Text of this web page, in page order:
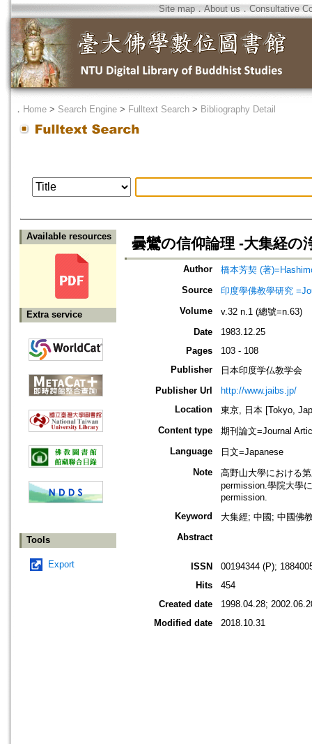
Site map．About us ． Consultative
． Home > Search Engine > Fulltext Search > Bibliography Detail
Available resources
Extra service
Tools
Export
曇鸞の信仰論理 -大集経の
Author
橋本芳契 (著
Source
印度學佛教學研究
Volume
v.32 n.1 (總號=n.63)
Date
1983.12.25
Pages
103 - 108
Publisher
日本印度学仏教学会
Publisher Url
http://www.jaibs.jp/
Location
東京, 日本 [Tokyo,
Content type
期刊論文=Journal
Language
日文=Japanese
Note
高野山大學における
permission.學院大學
permission.
Keyword
大集經; 中國; 中國佛
Abstract
ISSN
00194344 (P);
Hits
454
Created date
1998.04.28;
Modified date
2018.10.31